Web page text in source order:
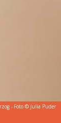
- Foto © Julia Puder